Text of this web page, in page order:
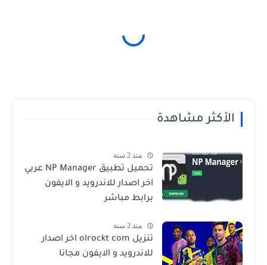
الأكثر مشاهدة
منذ 2 سنة
تحميل تطبيق NP Manager عربي
اخر اصدار للاندرويد و الايفون
برابط مباشر
منذ 2 سنة
تنزيل olrockt com اخر اصدار
للاندرويد و الايفون مجانا